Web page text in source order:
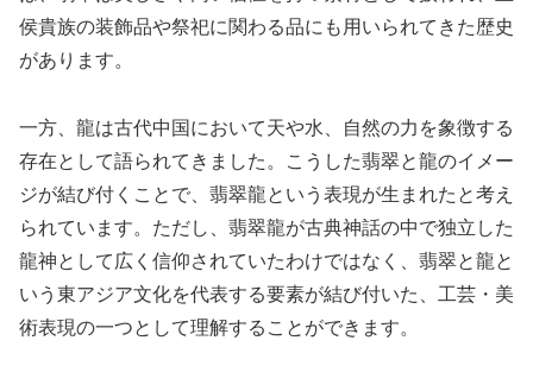
侯貴族の装飾品や祭祀に関わる品にも用いられてきた歴史
があります。
一方、龍は古代中国において天や水、自然の力を象徴する
存在として語られてきました。こうした翡翠と龍のイメー
ジが結び付くことで、翡翠龍という表現が生まれたと考え
られています。ただし、翡翠龍が古典神話の中で独立した
龍神として広く信仰されていたわけではなく、翡翠と龍と
いう東アジア文化を代表する要素が結び付いた、工芸・美
術表現の一つとして理解することができます。